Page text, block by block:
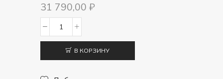
31 790,00₽
товара
Кухня
"Лилия
В КОРЗИНУ